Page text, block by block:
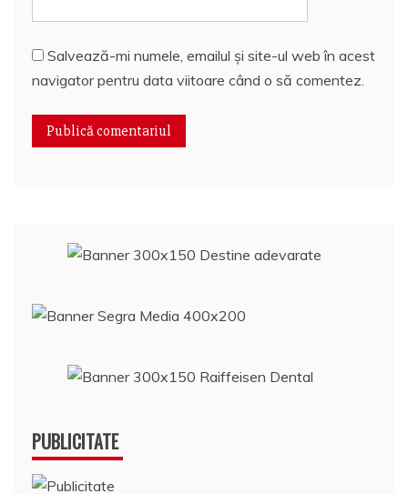
Salvează-mi numele, emailul și site-ul web în acest
navigator pentru data viitoare când o să comentez.
PUBLICITATE